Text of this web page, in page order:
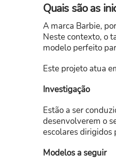
Quais são as
A marca Barbie,
Neste contexto, o
modelo perfeito
Este projeto atua
Investigação
Estão a ser
desenvolverem o
escolares dirigidos
Modelos a seguir